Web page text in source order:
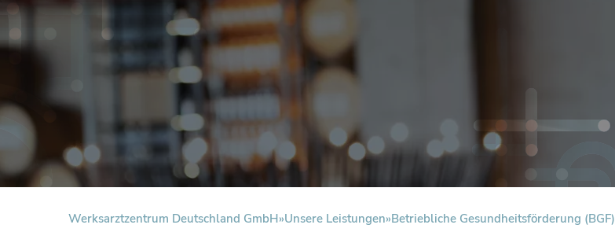
Werksarztzentrum Deutschland GmbH Unsere Leistungen Betriebliche Gesundheitsförderung (BGF)